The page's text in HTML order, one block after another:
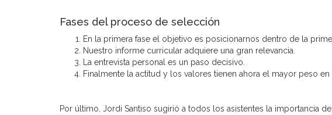
Fases del proceso de selección
En la primera fase el objetivo es posicionarnos dentro de la
Nuestro informe curricular adquiere una gran relevancia.
La entrevista personal es un paso decisivo.
Finalmente la actitud y los valores tienen ahora el mayor peso en
Por último, Jordi Santiso sugirió a todos los asistentes la importancia